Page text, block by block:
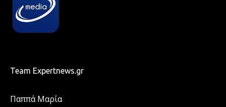
Team Expertnews.gr
Παππά Μαρία